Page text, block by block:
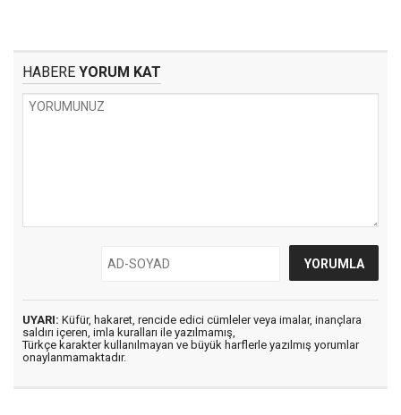
HABERE YORUM KAT
UYARI: Küfür, hakaret, rencide edici cümleler veya imalar, inançlara
saldırı içeren, imla kuralları ile yazılmamış,
Türkçe karakter kullanılmayan ve büyük harflerle yazılmış yorumlar
onaylanmamaktadır.